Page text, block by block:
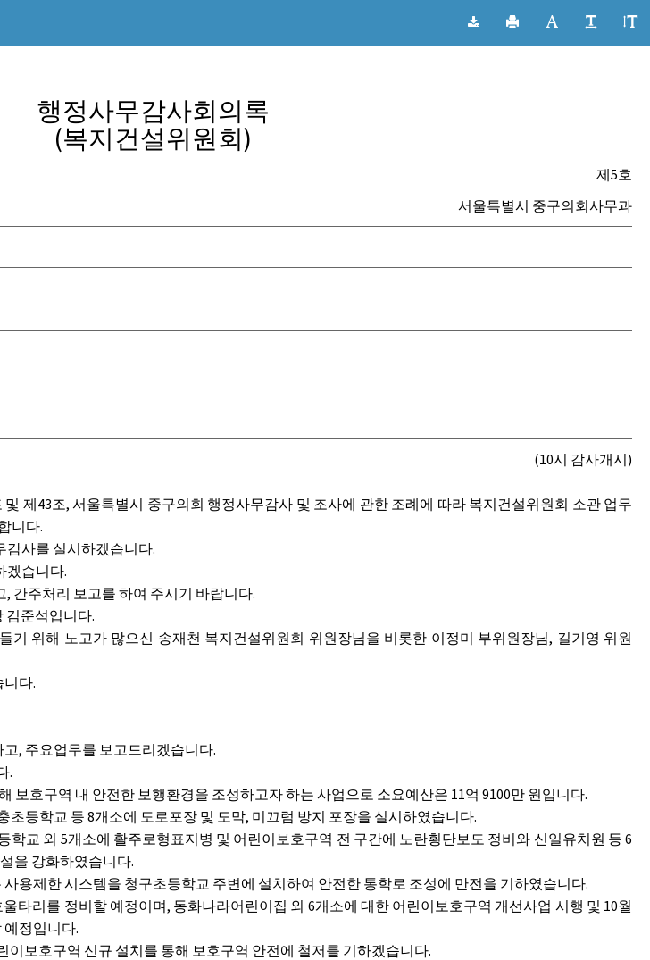
행정사무감사회의록
(복지건설위원회)
제5호
서울특별시 중구의회사무과
(10시 감사개시)
제43조, 서울특별시 중구의회 행정사무감사 및 조사에 관한 조례에 따라 복지건설위원회 소관 업무
니다.
감사를 실시하겠습니다.
겠습니다.
간주처리 보고를 하여 주시기 바랍니다.
김준석입니다.
기 위해 노고가 많으신 송재천 복지건설위원회 위원장님을 비롯한 이정미 부위원장님, 길기영 위원
다.
, 주요업무를 보고드리겠습니다.
.
보호구역 내 안전한 보행환경을 조성하고자 하는 사업으로 소요예산은 11억 9100만 원입니다.
등학교 등 8개소에 도로포장 및 도막, 미끄럼 방지 포장을 실시하였습니다.
학교 외 5개소에 활주로형표지병 및 어린이보호구역 전 구간에 노란횡단보도 정비와 신일유치원 등 6
을 강화하였습니다.
용제한 시스템을 청구초등학교 주변에 설치하여 안전한 통학로 조성에 만전을 기하였습니다.
타리를 정비할 예정이며, 동화나라어린이집 외 6개소에 대한 어린이보호구역 개선사업 시행 및 10월
정입니다.
보호구역 신규 설치를 통해 보호구역 안전에 철저를 기하겠습니다.